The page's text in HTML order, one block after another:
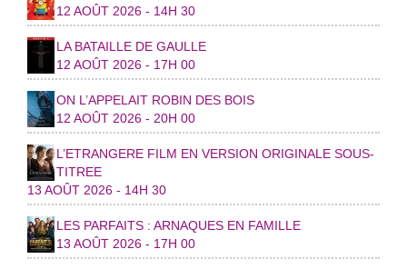
12 AOÛT 2026 - 14H 30
LA BATAILLE DE GAULLE
12 AOÛT 2026 - 17H 00
ON L’APPELAIT ROBIN DES BOIS
12 AOÛT 2026 - 20H 00
L’ETRANGERE FILM EN VERSION ORIGINALE SOUS-
TITREE
13 AOÛT 2026 - 14H 30
LES PARFAITS : ARNAQUES EN FAMILLE
13 AOÛT 2026 - 17H 00